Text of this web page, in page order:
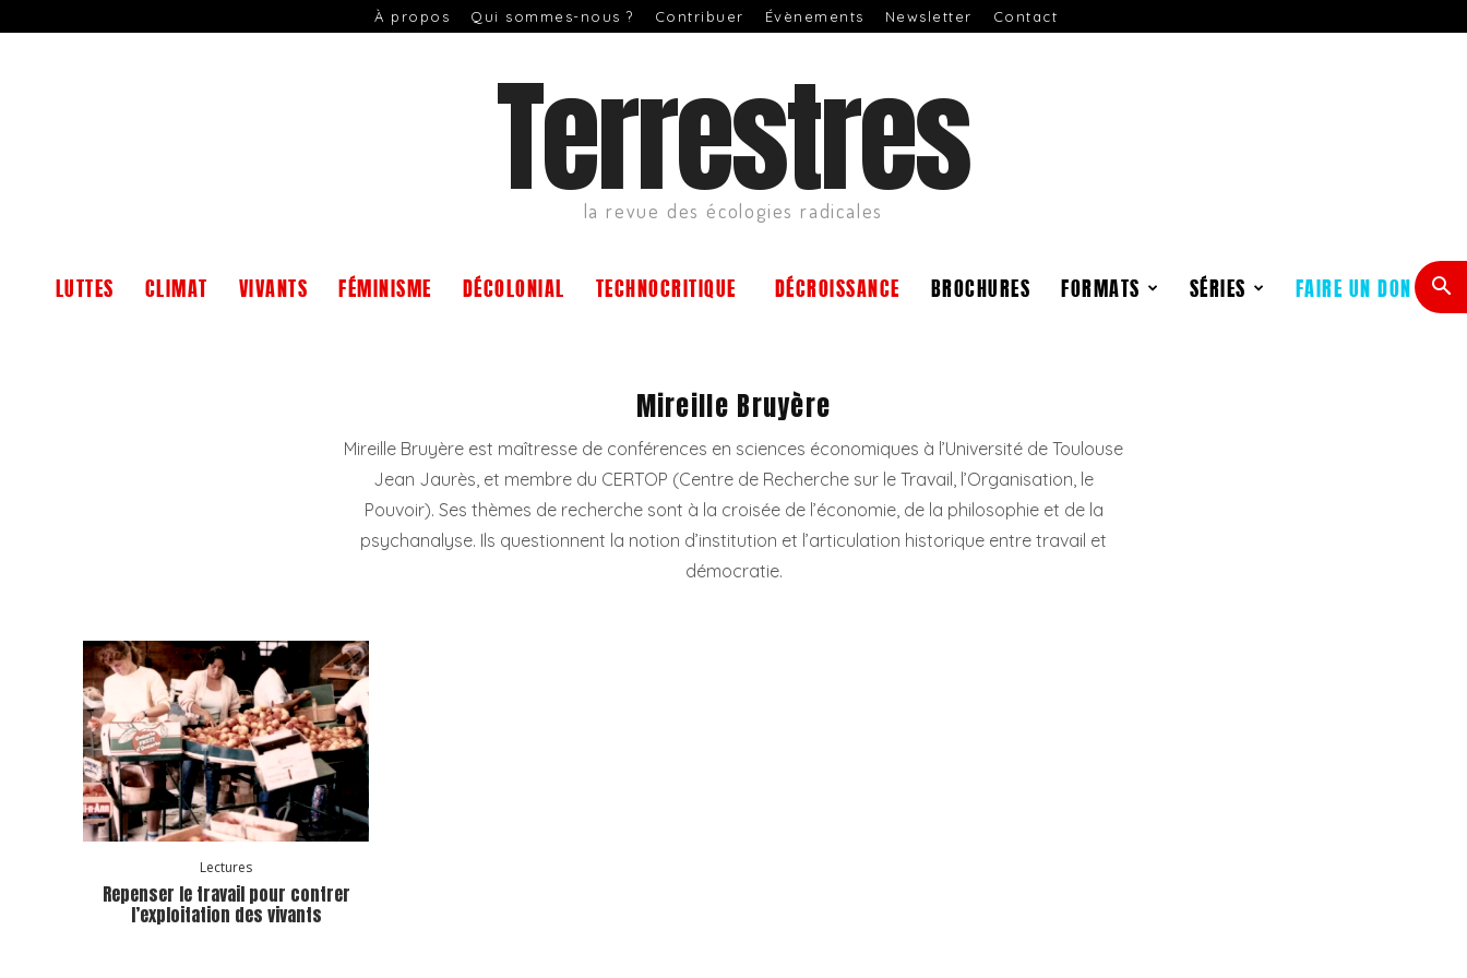
À propos Qui sommes-nous ? Contribuer Évènements Newsletter Contact
Terrestres
la revue des écologies radicales
LUTTES CLIMAT VIVANTS FÉMINISME DÉCOLONIAL TECHNOCRITIQUE DÉCROISSANCE BROCHURES FORMATS SÉRIES FAIRE UN DON
Mireille Bruyère
Mireille Bruyère est maîtresse de conférences en sciences économiques à l’Université de Toulouse
Jean Jaurès, et membre du CERTOP (Centre de Recherche sur le Travail, l’Organisation, le
Pouvoir). Ses thèmes de recherche sont à la croisée de l’économie, de la philosophie et de la
psychanalyse. Ils questionnent la notion d’institution et l’articulation historique entre travail et
démocratie.
Lectures
Repenser le travail pour contrer
l’exploitation des vivants